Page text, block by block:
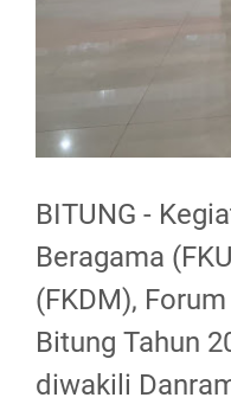
BITUNG -
Beragama
(FKDM),
Bitung Tahun
diwakili